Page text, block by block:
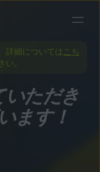
詳細については こち
い。
いただき
ます！